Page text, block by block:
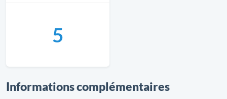
5
Informations complémentaires